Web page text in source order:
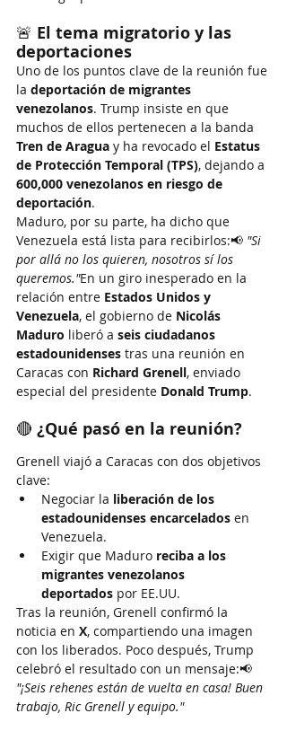
🚨 El tema migratorio y las
deportaciones
Uno de los puntos clave de la reunión fue
la deportación de migrantes
venezolanos. Trump insiste en que
muchos de ellos pertenecen a la banda
Tren de Aragua y ha revocado el Estatus
de Protección Temporal (TPS), dejando a
600,000 venezolanos en riesgo de
deportación.
Maduro, por su parte, ha dicho que
Venezuela está lista para recibirlos:📢 "Si
por allá no los quieren, nosotros sí los
queremos."En un giro inesperado en la
relación entre Estados Unidos y
Venezuela, el gobierno de Nicolás
Maduro liberó a seis ciudadanos
estadounidenses tras una reunión en
Caracas con Richard Grenell, enviado
especial del presidente Donald Trump.
🔴 ¿Qué pasó en la reunión?
Grenell viajó a Caracas con dos objetivos
clave:
Negociar la liberación de los
estadounidenses encarcelados en
Venezuela.
Exigir que Maduro reciba a los
migrantes venezolanos
deportados por EE.UU.
Tras la reunión, Grenell confirmó la
noticia en X, compartiendo una imagen
con los liberados. Poco después, Trump
celebró el resultado con un mensaje:📢
"¡Seis rehenes están de vuelta en casa! Buen
trabajo, Ric Grenell y equipo."